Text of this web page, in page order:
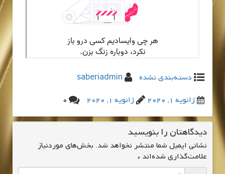
دسته‌بندی نشده
saberiadmin
ژانویه 1, 2020
ژانویه 1, 2020 0
دیدگاهتان را بنویسید
نشانی ایمیل شما منتشر نخواهد شد. بخش‌های موردنیاز
علامت‌گذاری شده‌اند *